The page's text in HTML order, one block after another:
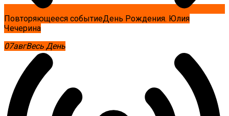
Повторяющееся событиеДень Рождения. Юлия
Чечерина
07авгВесь День